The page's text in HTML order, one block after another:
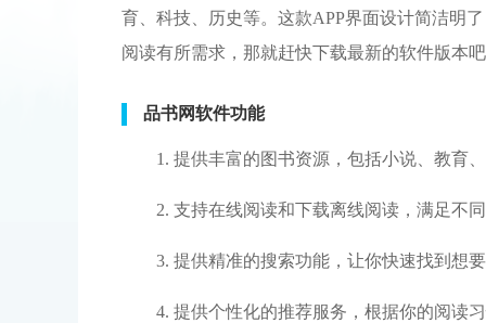
育、科技、历史等。这款APP界面设计简洁明
阅读有所需求，那就赶快下载最新的软件版本
品书网软件功能
1. 提供丰富的图书资源，包括小说、教育
2. 支持在线阅读和下载离线阅读，满足不
3. 提供精准的搜索功能，让你快速找到想
4. 提供个性化的推荐服务，根据你的阅读